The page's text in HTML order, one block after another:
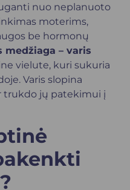
nuo neplanuoto
moterims,
be hormonų
medžiaga – varis
vielute, kuri sukuria
Varis slopina
trukdo jų patekimui į